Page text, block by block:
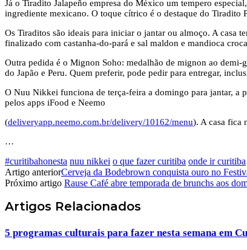
Já o Tiradito Jalapeño empresa do México um tempero
ingrediente mexicano. O toque cítrico é o destaque do Tiradito
Os Tiraditos são ideais para iniciar o jantar ou almoço. A casa
finalizado com castanha-do-pará e sal maldon e mandioca
Outra pedida é o Mignon Soho: medalhão de mignon ao demi-
do Japão e Peru. Quem preferir, pode pedir para entregar,
O Nuu Nikkei funciona de terça-feira a domingo para jantar, a
pelos apps iFood e Neemo
(deliveryapp.neemo.com.br/delivery/10162/menu). A casa fica
…
#curitibahonesta nuu nikkei o que fazer curitiba onde ir curitiba
Artigo anteriorCerveja da Bodebrown conquista ouro no
Próximo artigo Rause Café abre temporada de brunchs aos
Artigos Relacionados
5 programas culturais para fazer nesta semana em